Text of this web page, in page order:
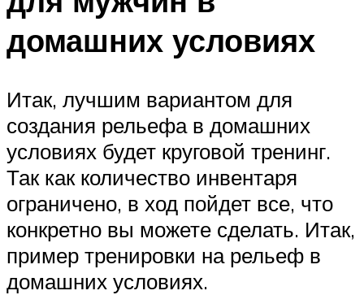
домашних условиях
Итак, лучшим вариантом для
создания рельефа в домашних
условиях будет круговой тренинг.
Так как количество инвентаря
ограничено, в ход пойдет все, что
конкретно вы можете сделать. Итак,
пример тренировки на рельеф в
домашних условиях.